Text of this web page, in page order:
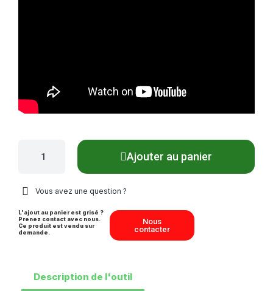
Ajouter au panier
Vous avez une question ?
L'ajout au panier est grisé ?
Prenez contact avec nous.
Ce produit est vendu sur
demande.
Nous
contacter
Description de l'outil